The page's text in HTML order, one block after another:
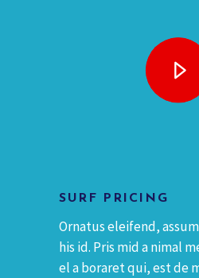
SURF PRICING
Ornatus eleifend,
his id. Pris mid a nimal
el a boraret qui, est de